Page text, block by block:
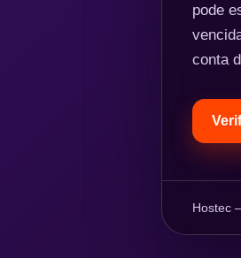
pode
conta
Hostec